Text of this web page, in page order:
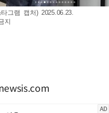
그램 캡처) 2025.06.23.
지